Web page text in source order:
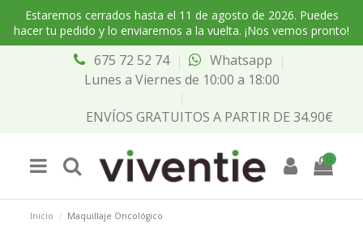
Estaremos cerrados hasta el 11 de agosto de 2026. Puedes
hacer tu pedido y lo enviaremos a la vuelta. ¡Nos vemos pronto!
675 72 52 74
Whatsapp
Lunes a Viernes de 10:00 a 18:00
ENVÍOS GRATUITOS A PARTIR DE 34.90€
0
Inicio Maquillaje Oncológico